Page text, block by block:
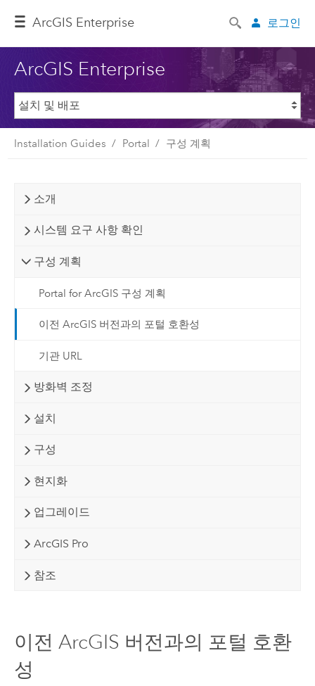
ArcGIS Enterprise 로그인
ArcGIS Enterprise
Installation Guides Portal 구성 계획
소개
시스템 요구 사항 확인
구성 계획
Portal for ArcGIS 구성 계획
이전 ArcGIS 버전과의 포털 호환성
기관 URL
방화벽 조정
설치
구성
현지화
업그레이드
ArcGIS Pro
참조
이전 ArcGIS 버전과의 포털 호환
성